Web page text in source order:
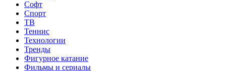
Софт
Спорт
ТВ
Теннис
Технологии
Тренды
Фигурное катание
Фильмы и сериалы